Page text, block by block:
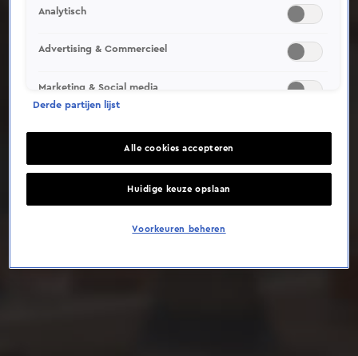
Deze video is niet beschikbaar op je huidige locatie
Analytisch
Advertising & Commercieel
Marketing & Social media
Derde partijen lijst
Alle cookies accepteren
Huidige keuze opslaan
Voorkeuren beheren